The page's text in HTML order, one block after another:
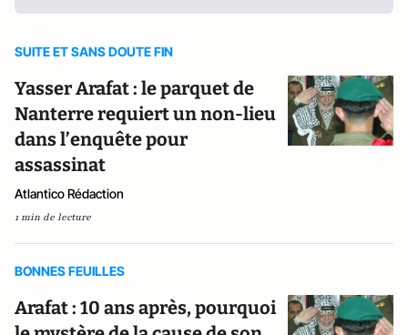
SUITE ET SANS DOUTE FIN
Yasser Arafat : le parquet de
Nanterre requiert un non-lieu
dans l’enquête pour
assassinat
Atlantico Rédaction
1 min de lecture
BONNES FEUILLES
Arafat : 10 ans après, pourquoi